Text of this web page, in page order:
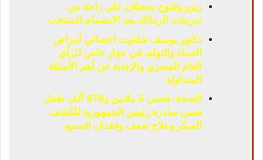
زيزو وفتوح يحصلان على راحة من
تدريبات الزمالك بعد الانضمام للمنتخب
دكتور يوسف شلتوت اخصائي أمراض
النساء والتوليد في حوار خاص للرأي
العام المصري والإجابة عن أهم الأسئلة
المتداولة
الصحة: فحص 5 ملايين و474 ألف طفل
ضمن مبادرة رئيس الجمهورية للكشف
المبكر وعلاج ضعف وفقدان السمع